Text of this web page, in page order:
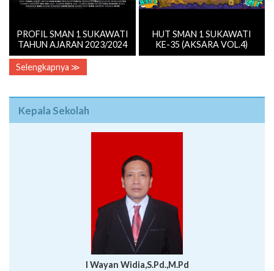
PROFIL SMAN 1 SUKAWATI
TAHUN AJARAN 2023/2024
HUT SMAN 1 SUKAWATI
KE-35 (AKSARA VOL.4)
Selengkapnya ≫
Kepala Sekolah
I Wayan Widia,S.Pd.,M.Pd